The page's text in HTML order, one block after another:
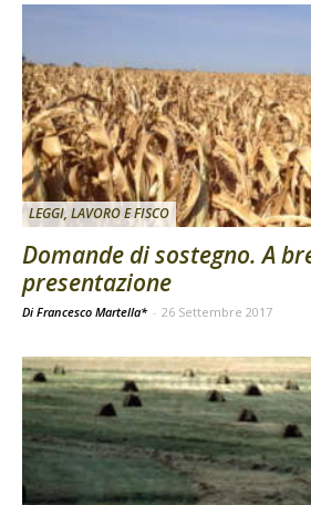
LEGGI, LAVORO E FISCO
Domande di sostegno. A
presentazione
Di Francesco Martella* - 26 Settembre 2017